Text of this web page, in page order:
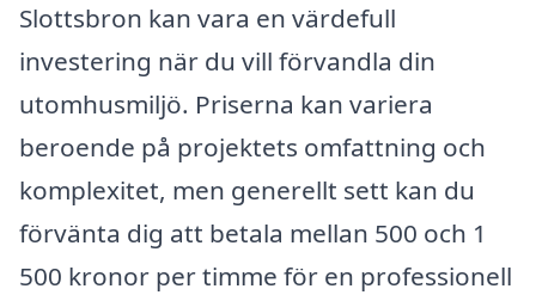
Slottsbron kan vara en värdefull
investering när du vill förvandla din
utomhusmiljö. Priserna kan variera
beroende på projektets omfattning och
komplexitet, men generellt sett kan du
förvänta dig att betala mellan 500 och 1
500 kronor per timme för en professionell